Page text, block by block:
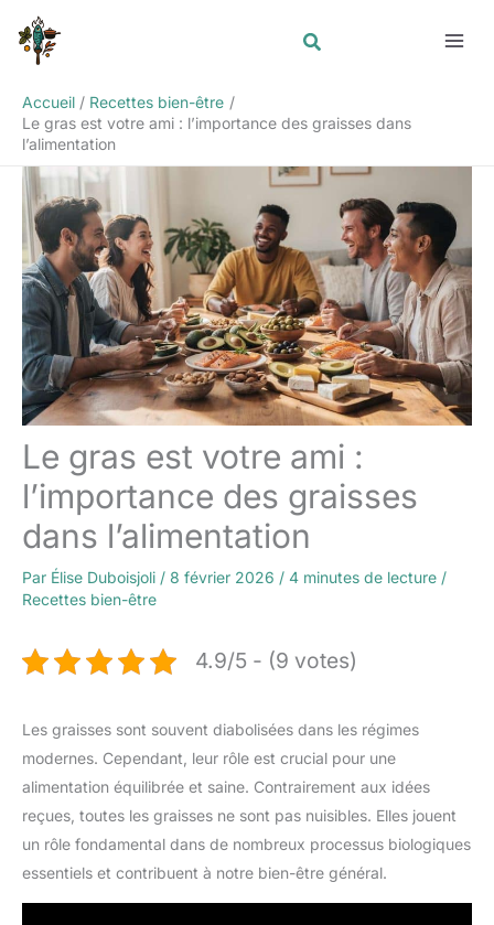
contenu
Accueil
Recettes bien-être
Le gras est votre ami : l’importance des graisses dans
l’alimentation
Le gras est votre ami :
l’importance des graisses
dans l’alimentation
Par Élise Duboisjoli / 8 février 2026 / 4 minutes de lecture /
Recettes bien-être
4.9/5 - (9 votes)
Les graisses sont souvent diabolisées dans les régimes
modernes. Cependant, leur rôle est crucial pour une
alimentation équilibrée et saine. Contrairement aux idées
reçues, toutes les graisses ne sont pas nuisibles. Elles jouent
un rôle fondamental dans de nombreux processus biologiques
essentiels et contribuent à notre bien-être général.
Rechercher